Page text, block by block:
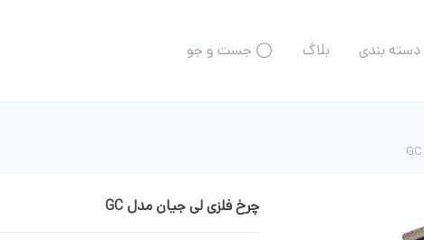
دسته بندی
کاسی
بلاگ جست و جو
چرخ فلزی لی جیان مدل GC